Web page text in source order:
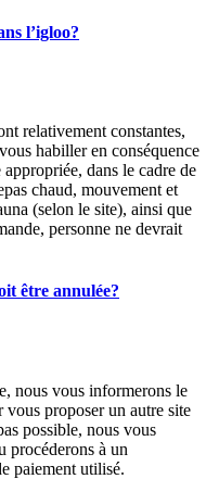
l’igloo?
relativement constantes,
habiller en conséquence
dans le cadre de
chaud, mouvement et
(selon le site), ainsi que
personne ne devrait
être annulée?
nous vous informerons le
proposer un autre site
possible, nous vous
procéderons à un
paiement utilisé.